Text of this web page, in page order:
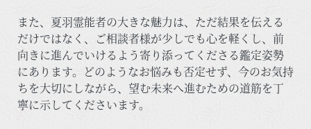
また、夏羽霊能者の大きな魅力は、ただ結果を伝える
だけではなく、ご相談者様が少しでも心を軽くし、前
向きに進んでいけるよう寄り添ってくださる鑑定姿勢
にあります。どのようなお悩みも否定せず、今のお気持
ちを大切にしながら、望む未来へ進むための道筋を丁
寧に示してくださいます。